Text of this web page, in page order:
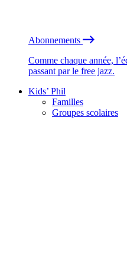
Abonnements
Comme chaque année,
passant par le free jazz.
Kids’ Phil
Familles
Groupes scolaires